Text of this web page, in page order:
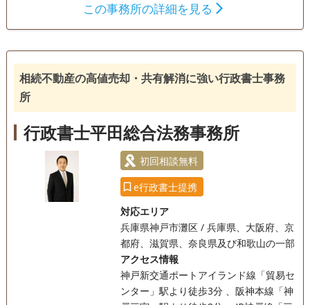
の手間を大きく減らすことができるでしょう。 中小企業診断
遺産分割
電話相談可 訪問可 土日相談可 初回相談無料
18時以降相談可
この事務所の詳細を見る
相続不動産の高値売却・共有解消に強い行政書士事務
所
行政書士平田総合法務事務所
初回相談無料
e行政書士提携
対応エリア
兵庫県神戸市灘区 / 兵庫県、大阪府、京
都府、滋賀県、奈良県及び和歌山の一部
アクセス情報
神戸新交通ポートアイランド線「貿易セ
ンター」駅より徒歩3分 、阪神本線「神